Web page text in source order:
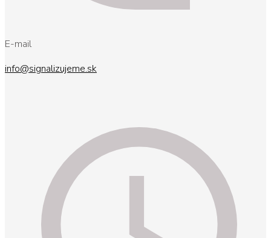
E-mail
info@signalizujeme.sk